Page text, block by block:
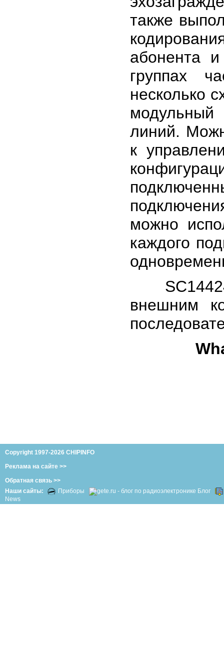
также
абонента
группах
несколько
линий.
к
можно
каждого
SC14424
внешним
Copyright 1997-2026 CHIPINFO
Реклама на сайте >>
Обратная связь >>
Наши сайты:
Приборы Блог
News